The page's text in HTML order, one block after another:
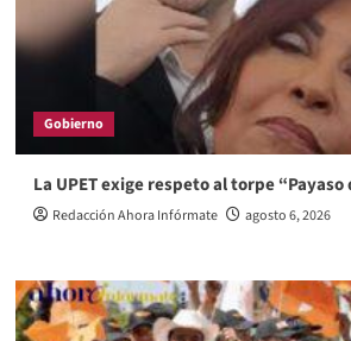
Gobierno
La UPET exige respeto al torpe “Payaso
Redacción Ahora Infórmate agosto 6, 2026